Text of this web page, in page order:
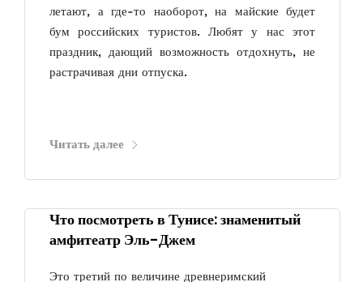
летают, а где-то наоборот, на майские будет
бум российских туристов. Любят у нас этот
праздник, дающий возможность отдохнуть, не
растрачивая дни отпуска.
Читать далее
Что посмотреть в Тунисе: знаменитый
амфитеатр Эль-Джем
Это третий по величине древнеримский